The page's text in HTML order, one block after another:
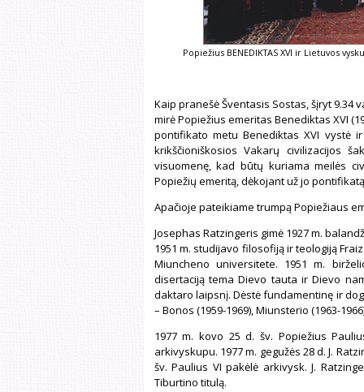
Popiežius BENEDIKTAS XVI ir Lietuvos
Kaip pranešė Šventasis Sostas, šįryt 9.34
mirė Popiežius emeritas Benediktas XVI
pontifikato metu Benediktas XVI vystė
krikščioniškosios Vakarų civilizacijos
visuomenę, kad būtų kuriama meilės
Popiežių emeritą, dėkojant už jo
Apačioje pateikiame trumpą Popiežiaus
Josephas Ratzingeris gimė 1927 m.
1951 m. studijavo filosofiją ir teologiją
Miuncheno universitete. 1951 m.
disertaciją tema Dievo tauta ir Dievo
daktaro laipsnį. Dėstė fundamentinę ir
– Bonos (1959-1969), Miunsterio (1963-
1977 m. kovo 25 d. šv. Popiežius
arkivyskupu. 1977 m. gegužės 28 d. J.
šv. Paulius VI pakėlė arkivysk. J.
Tiburtino titulą.